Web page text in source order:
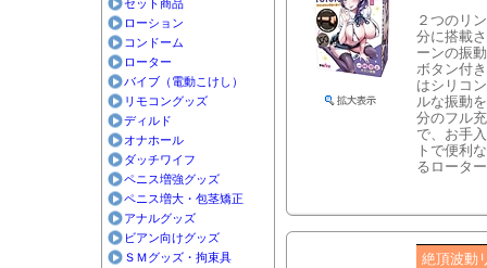
セット商品
ローション
コンドーム
ローター
バイブ（電動こけし）
リモコングッズ
ディルド
オナホール
ダッチワイフ
ペニス増強グッズ
ペニス増大・包茎矯正
アナルグッズ
ビアン向けグッズ
ＳＭグッズ・拘束具
２つのリ
分に搭載
ーンの振
ボタン付
はシリコ
ルな振動
分のフル
で、お手
トで便利
るロータ
絶頂波動